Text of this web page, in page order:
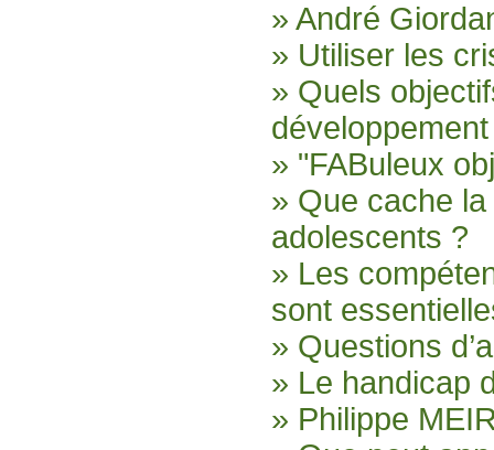
» André
» Utiliser les
» Quels
» "FABuleux
» Que cache
adolescents ?
» Les
sont
» Questions
» Le handicap
» Philippe